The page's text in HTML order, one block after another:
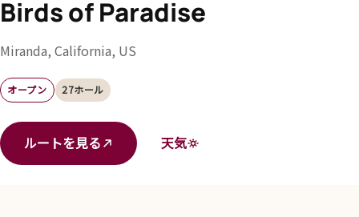
Birds of Paradise
Miranda, California, US
オープン 27ホール
ルートを見る 天気